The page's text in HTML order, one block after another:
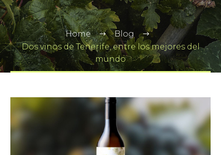
Home
Blog
Dos vinos de Tenerife, entre los mejores del
mundo